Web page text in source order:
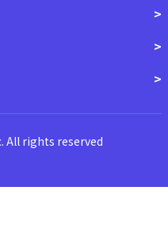
All rights reserved